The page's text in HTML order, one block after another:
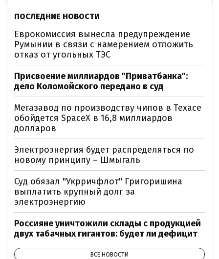
ПОСЛЕДНИЕ НОВОСТИ
Еврокомиссия вынесла предупреждение
Румынии в связи с намерением отложить
отказ от угольных ТЭС
Присвоение миллиардов "Приватбанка":
дело Коломойского передано в суд
Мегазавод по производству чипов в Техасе
обойдется SpaceX в 16,8 миллиардов
долларов
Электроэнергия будет распределяться по
новому принципу – Шмыгаль
Суд обязал "Укрричфлот" Григоришина
выплатить крупный долг за
электроэнергию
Россияне уничтожили склады с продукцией
двух табачных гигантов: будет ли дефицит
ВСЕ НОВОСТИ